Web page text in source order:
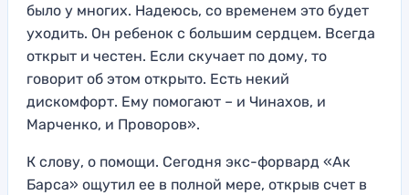
было у многих. Надеюсь, со временем это будет
уходить. Он ребенок с большим сердцем. Всегда
открыт и честен. Если скучает по дому, то
говорит об этом открыто. Есть некий
дискомфорт. Ему помогают – и Чинахов, и
Марченко, и Проворов».
К слову, о помощи. Сегодня экс-форвард «Ак
Барса» ощутил ее в полной мере, открыв счет в